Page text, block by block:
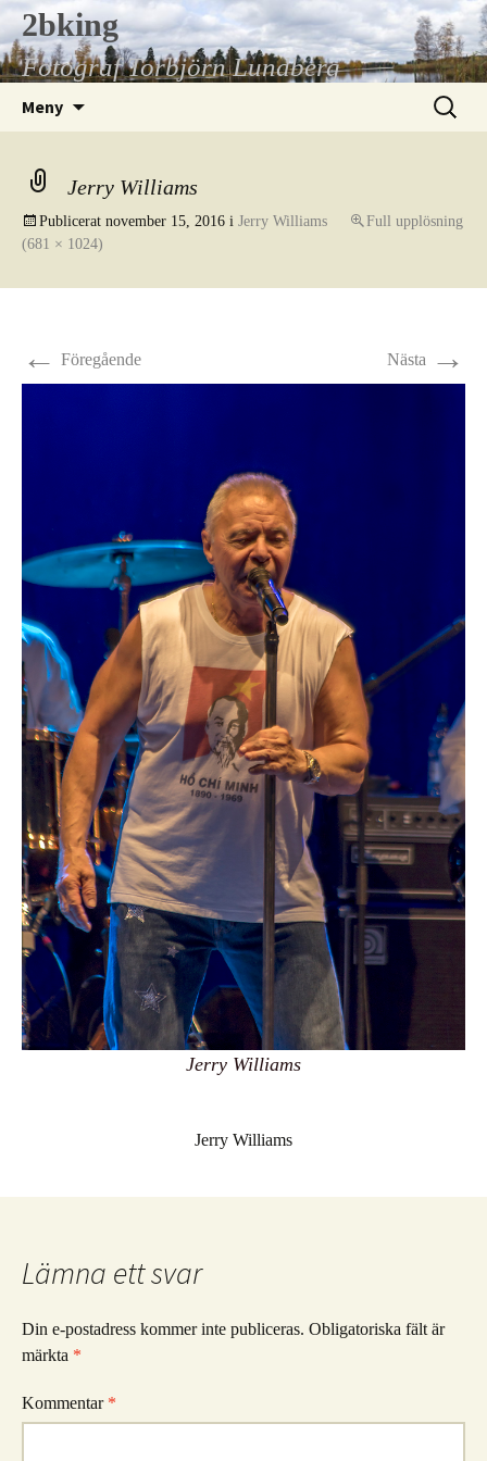
Hoppa
till
innehåll
2bking
Fotograf Torbjörn Lundberg
Meny
Sök
efter:
Jerry Williams
Publicerat november 15, 2016 i Jerry Williams
Full upplösning
(681 × 1024)
← Föregående Nästa →
Jerry Williams
Jerry Williams
Lämna ett svar
Din e-postadress kommer inte publiceras. Obligatoriska fält är
märkta *
Kommentar *